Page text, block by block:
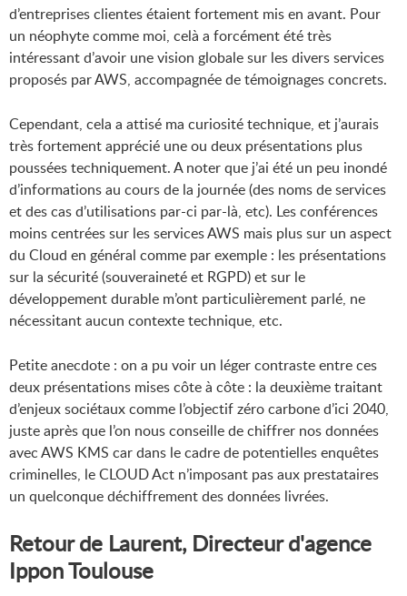
d’entreprises clientes étaient fortement mis en avant. Pour
un néophyte comme moi, celà a forcément été très
intéressant d’avoir une vision globale sur les divers services
proposés par AWS, accompagnée de témoignages concrets.
Cependant, cela a attisé ma curiosité technique, et j’aurais
très fortement apprécié une ou deux présentations plus
poussées techniquement. A noter que j’ai été un peu inondé
d’informations au cours de la journée (des noms de services
et des cas d’utilisations par-ci par-là, etc). Les conférences
moins centrées sur les services AWS mais plus sur un aspect
du Cloud en général comme par exemple : les présentations
sur la sécurité (souveraineté et RGPD) et sur le
développement durable m’ont particulièrement parlé, ne
nécessitant aucun contexte technique, etc.
Petite anecdote : on a pu voir un léger contraste entre ces
deux présentations mises côte à côte : la deuxième traitant
d’enjeux sociétaux comme l’objectif zéro carbone d’ici 2040,
juste après que l’on nous conseille de chiffrer nos données
avec AWS KMS car dans le cadre de potentielles enquêtes
criminelles, le CLOUD Act n’imposant pas aux prestataires
un quelconque déchiffrement des données livrées.
Retour de Laurent, Directeur d'agence
Ippon Toulouse